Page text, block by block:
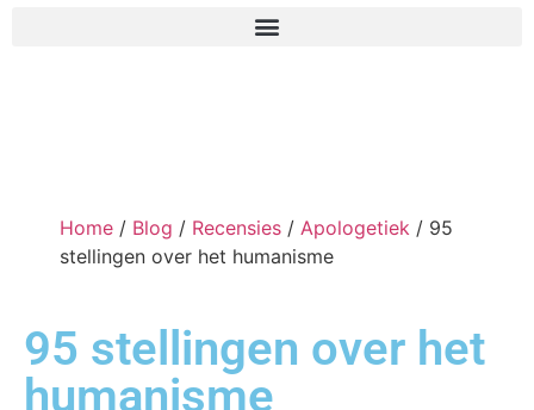
Home / Blog / Recensies / Apologetiek / 95
stellingen over het humanisme
95 stellingen over het
humanisme